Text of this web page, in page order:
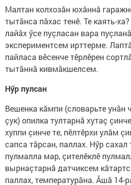
Малтан колхозăн юхăннă
тытăнса пăхас тенӗ. Те каять-
лайăх ӳсе пуçласан вара
экспериментсем ирттерме.
пайласа вӗсенче тӗрлӗрен
тытăннă кивмăкшелсем.
Нӳр пулсан
Вешенка кăмпи (словарьте унăн
çук) опилка тултарнă хутаç
хуппи çинче те, пӗлтӗрхи улăм
сапса тăрсан, паллах. Нӳр
пулмалла мар, çителӗклӗ
вырнаçтарнă датчиксем
паллах, температурăна. Ăшă 14-